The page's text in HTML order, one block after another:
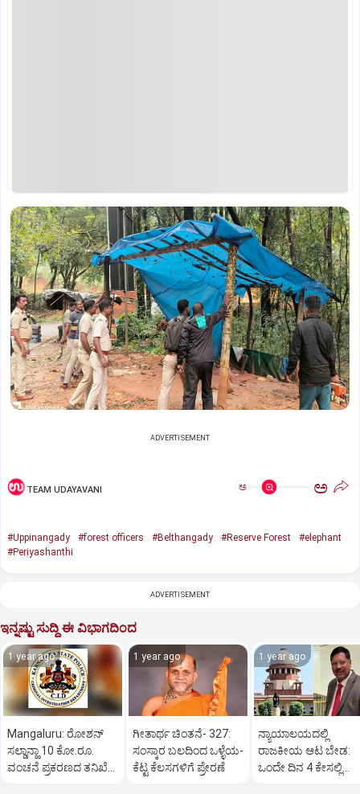
ADVERTISEMENT
TEAM UDAYAVANI ಅ ಅ
#Uppinangady #forest officers #Belthangady #Reserve Forest
#elephant
#Periyashanthi
ADVERTISEMENT
ಇನ್ನಷ್ಟು ಸುದ್ದಿ ಈ ವಿಭಾಗದಿಂದ
1 year ago
Mangaluru: ರೋಶನ್‌
ಸಲ್ಡಾನ್ಹಾ 10 ಕೋ.ರೂ.
ವಂಚನೆ ಪ್ರಕರಣದ ತನಿಖೆ
1 year ago
ಗೀತಾರ್ಥ ಚಿಂತನೆ- 327:
ಸಂಸ್ಕಾರ ಬಲದಿಂದ ಒಳ್ಳೆಯ-
ಕೆಟ್ಟ ಕೆಲಸಗಳಿಗೆ ಪ್ರೇರಣೆ
1 year ago
ನ್ಯಾಯಾಲಯದಲ್ಲಿ
ರಾಜಕೀಯ ಆಟ ಬೇಡ:
ಒಂದೇ ದಿನ 4 ಕೇಸಲ್ಲಿ